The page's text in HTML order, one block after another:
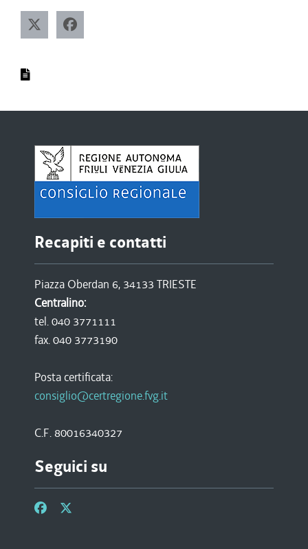
Recapiti e contatti
Piazza Oberdan 6, 34133 TRIESTE
Centralino:
tel. 040 3771111
fax. 040 3773190
Posta certificata:
consiglio@certregione.fvg.it
C.F. 80016340327
Seguici su